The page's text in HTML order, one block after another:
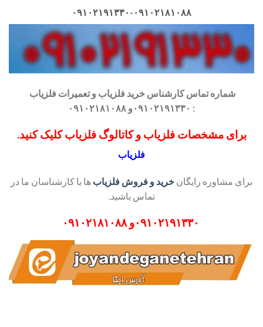
۰۹۱۰۲۱۹۱۳۳۰-۰۹۱۰۲۱۸۱۰۸۸
شماره تماس کارشناس خرید فلزیاب و تعمیرات فلزیاب
: ۰۹۱۰۲۱۹۱۳۳۰و ۰۹۱۰۲۱۸۱۰۸۸
برای مشخصات فلزیاب و کاتالوگ فلزیاب کلیک کنید.
فلزیاب
برای مشاوره رایگان خرید و فروش فلزیاب ها با کارشناسان ما در
تماس باشید.
۰۹۱۰۲۱۹۱۳۳۰و۰۹۱۰۲۱۸۱۰۸۸